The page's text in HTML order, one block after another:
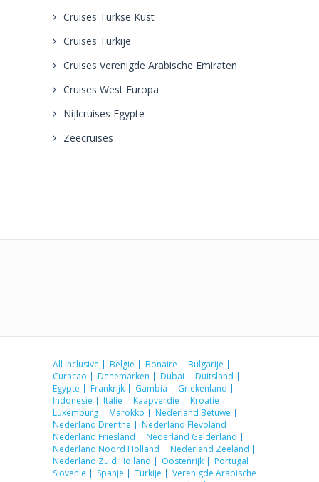
Cruises Turkse Kust
Cruises Turkije
Cruises Verenigde Arabische Emiraten
Cruises West Europa
Nijlcruises Egypte
Zeecruises
All Inclusive Belgie Bonaire
Bulgarije
Curacao
Denemarken Dubai
Duitsland
Egypte
Frankrijk Gambia
Griekenland
Indonesie
Italie Kaapverdie
Kroatie
Luxemburg
Marokko
Nederland Betuwe
Nederland Drenthe
Nederland Flevoland
Nederland Friesland
Nederland Gelderland
Nederland Noord Holland
Nederland Zeeland
Nederland Zuid Holland
Oostenrijk
Portugal
Slovenie
Spanje Turkije
Verenigde Arabische